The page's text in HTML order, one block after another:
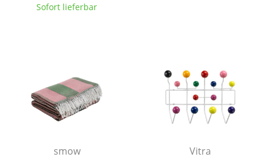
Garderoben
Kleinaufbewahrung
Sofort lieferbar
smow Vitra